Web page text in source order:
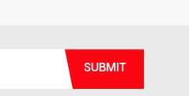
SUBMIT